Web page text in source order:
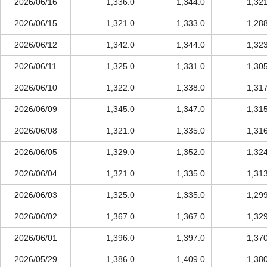
2026/06/15 1,321.0 1,333.0
2026/06/12 1,342.0 1,344.0
2026/06/11 1,325.0 1,331.0
2026/06/10 1,322.0 1,338.0
2026/06/09 1,345.0 1,347.0
2026/06/08 1,321.0 1,335.0
2026/06/05 1,329.0 1,352.0
2026/06/04 1,321.0 1,335.0
2026/06/03 1,325.0 1,335.0
2026/06/02 1,367.0 1,367.0
2026/06/01 1,396.0 1,397.0
2026/05/29 1,386.0 1,409.0